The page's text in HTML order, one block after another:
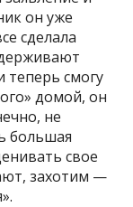
он уже
сделала
теперь смогу
домой, он
не
большая
свое
захотим —